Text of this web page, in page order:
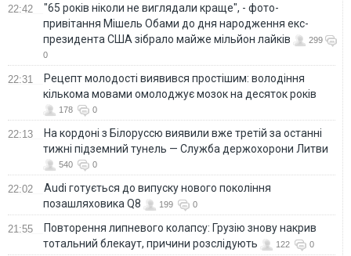
22:42
"65 років ніколи не виглядали краще", - фото-
привітання Мішель Обами до дня народження екс-
президента США зібрало майже мільйон лайків
299
0
22:31
Рецепт молодості виявився простішим: володіння
кількома мовами омолоджує мозок на десяток років
178 0
22:13
На кордоні з Білоруссю виявили вже третій за останні
тижні підземний тунель — Служба держохорони Литви
540 0
22:02
Audi готується до випуску нового покоління
позашляховика Q8
199 0
21:55
Повторення липневого колапсу: Грузію знову накрив
тотальний блекаут, причини розслідують
122 0